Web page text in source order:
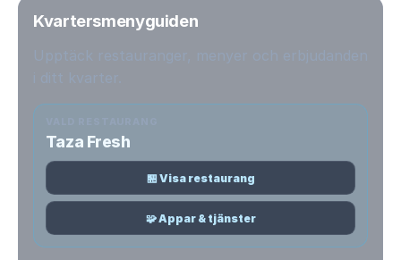
Kvartersmenyguiden
Taza Fresh
🏪 Visa restaurang
🧩 Appar & tjänster